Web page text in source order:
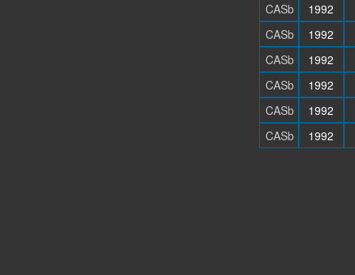
CASb
1992
CASb
1992
CASb
1992
CASb
1992
CASb
1992
CASb
1992